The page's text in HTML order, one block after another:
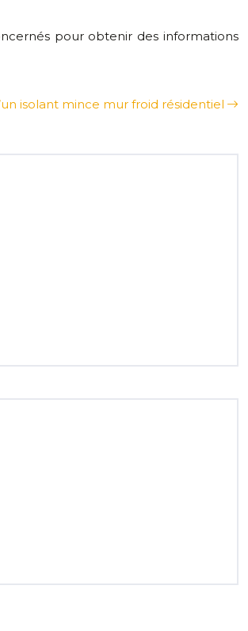
pour obtenir des informations
isolant mince mur froid résidentiel